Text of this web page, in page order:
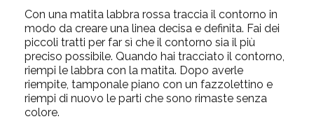
Con una matita labbra rossa traccia il contorno in
modo da creare una linea decisa e definita. Fai dei
piccoli tratti per far sì che il contorno sia il più
preciso possibile. Quando hai tracciato il contorno,
riempi le labbra con la matita. Dopo averle
riempite, tamponale piano con un fazzolettino e
riempi di nuovo le parti che sono rimaste senza
colore.